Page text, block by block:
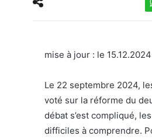
mise à jour : le 15.12.2024
Le 22 septembre 2024,
voté sur la réforme du
débat s’est compliqué,
difficiles à comprendre.